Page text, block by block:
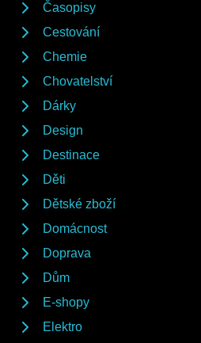
Časopisy
Cestování
Chemie
Chovatelství
Dárky
Design
Destinace
Děti
Dětské zboží
Domácnost
Doprava
Dům
E-shopy
Elektro